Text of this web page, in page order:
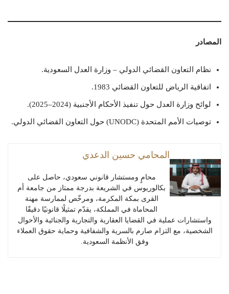
المصادر
نظام التعاون القضائي الدولي – وزارة العدل السعودية.
اتفاقية الرياض للتعاون القضائي 1983.
لوائح وزارة العدل حول تنفيذ الأحكام الأجنبية (2024–2025).
توصيات الأمم المتحدة (UNODC) حول التعاون القضائي الدولي.
المحامي حسين الدعدي
محامٍ ومستشار قانوني سعودي، حاصل على
بكالوريوس في الشريعة بدرجة ممتاز من جامعة أم
القرى بمكة المكرمة، ومرخّص لممارسة مهنة
المحاماة في المملكة، يقدّم تمثيلًا قانونيًا دقيقًا
واستشارات عملية في القضايا العقارية والتجارية والجنائية والأحوال
الشخصية، مع التزام صارم بالسرية والشفافية وحماية حقوق العملاء
وفق الأنظمة السعودية.